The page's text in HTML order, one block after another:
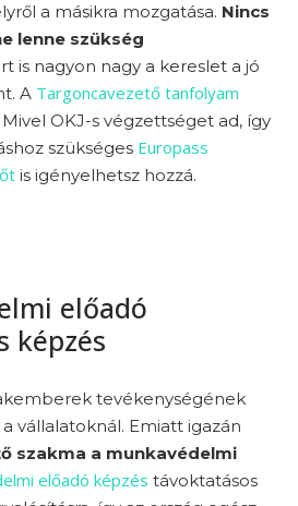
a másikra mozgatása. Nincs
lenne szükség
is nagyon nagy a kereslet a jó
A Targoncavezető tanfolyam
OKJ-s végzettséget ad, így
szükséges Europass
is igényelhetsz hozzá.
előadó
képzés
tevékenységének
vállalatoknál. Emiatt igazán
szakma a munkavédelmi
előadó képzés távoktatásos